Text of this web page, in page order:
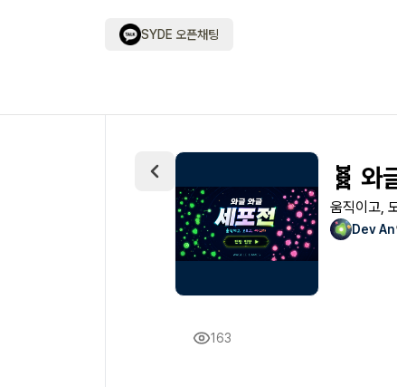
SYDE 오픈채팅
🧬 와
움직이고,
Dev An
163